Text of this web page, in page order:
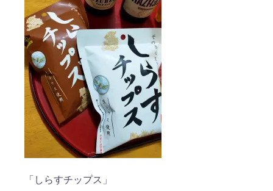
「しらすチップス」